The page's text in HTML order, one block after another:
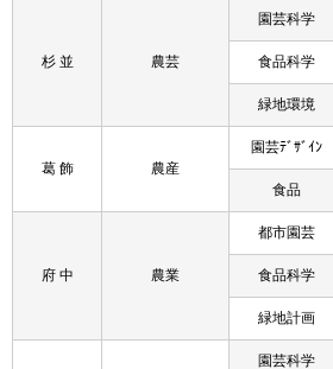
杉 並 農芸
園芸科学
食品科学
緑地環境
葛 飾 農産
園芸ﾃﾞｻﾞｲﾝ
食品
府 中 農業
都市園芸
食品科学
緑地計画
園芸科学